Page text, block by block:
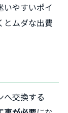
いやすいポイ
とムダな出費
へ交換する